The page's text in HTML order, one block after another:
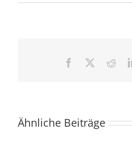
Facebook
Ähnliche Beiträge
„Kinder